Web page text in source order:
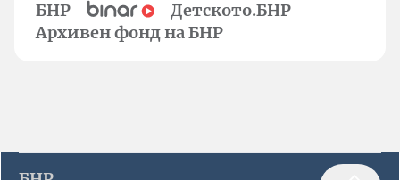
БНР
Детското.БНР
Архивен фонд на БНР